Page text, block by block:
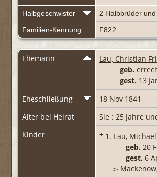
Halbgeschwister
2 Halbbrüder
Familien-Kennung
F822
Ehemann
Lau, Christian
geb.
gest. 13
Eheschließung
18 Nov 1841
Alter bei Heirat
Sie : 25 Jahre
Kinder
+ 1. Lau,
geb. 20
gest. 6
▻